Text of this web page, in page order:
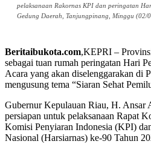
pelaksanaan Rakornas KPI dan peringatan
Gedung Daerah, Tanjungpinang, Minggu (02/
Beritaibukota.com,KEPRI –
sebagai tuan rumah peringatan Hari
Acara yang akan diselenggarakan di
mengusung tema “Siaran Sehat
Gubernur Kepulauan Riau, H. Ansar
persiapan untuk pelaksanaan Rapat
Komisi Penyiaran Indonesia (KPI)
Nasional (Harsiarnas) ke-90 Tahun